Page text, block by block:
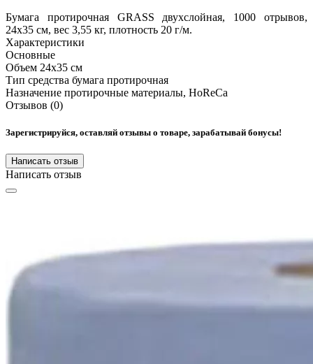
Бумага протирочная GRASS двухслойная, 1000 отрывов,
24х35 см, вес 3,55 кг, плотность 20 г/м.
Характеристики
Основные
Объем 24х35 см
Тип средства бумага протирочная
Назначение протирочные материалы, HoReCa
Отзывов (0)
Зарегистрируйся, оставляй отзывы о товаре, зарабатывай бонусы!
Написать отзыв
Написать отзыв